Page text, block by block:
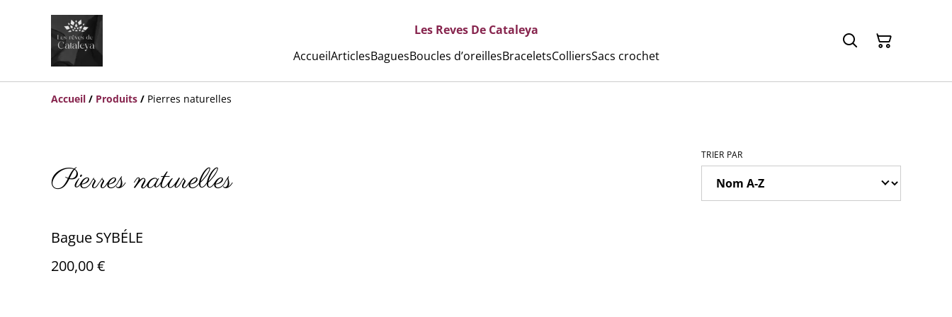
Les Reves De Cataleya
AccueilArticlesBaguesBoucles d’oreillesBraceletsColliersSacs crochet
Accueil / Produits / Pierres naturelles
Pierres naturelles
TRIER PAR
Bague SYBÉLE
200,00 €